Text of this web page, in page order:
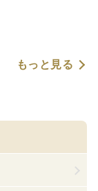
もっと見る